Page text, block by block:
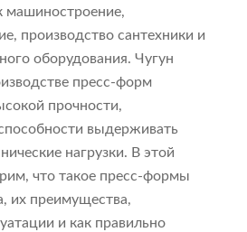
машиностроение,
производство сантехники и
оборудования. Чугун
пресс-форм
прочности,
выдерживать
нагрузки. В этой
что такое пресс-формы
их преимущества,
и как правильно